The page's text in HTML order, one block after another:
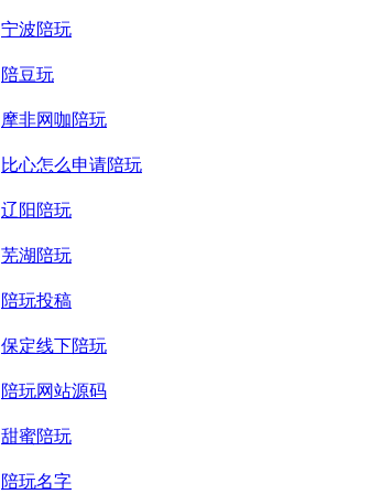
宁波陪玩
陪豆玩
摩非网咖陪玩
比心怎么申请陪玩
辽阳陪玩
芜湖陪玩
陪玩投稿
保定线下陪玩
陪玩网站源码
甜蜜陪玩
陪玩名字